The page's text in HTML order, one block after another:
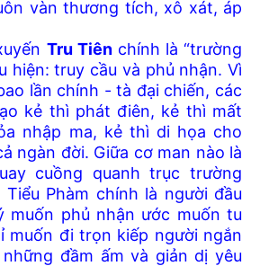
vàn thương tích, xô xát, áp
Tru Tiênchính là “trường
hiện: truy cầu và phủ nhận. Vì
lần chính - tà đại chiến, các
kẻ thì phát điên, kẻ thì mất
nhập ma, kẻ thì di họa cho
ngàn đời. Giữa cơ man nào là
cuồng quanh trục trường
Phàm chính là người đầu
muốn phủ nhận ước muốn tu
muốn đi trọn kiếp người ngắn
đầm ấm và giản dị yêu